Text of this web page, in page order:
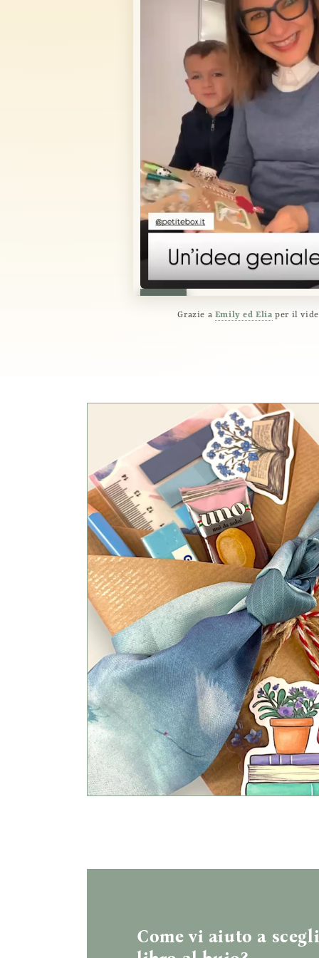
Grazie a Emily ed Elia per il
Come vi aiuto a